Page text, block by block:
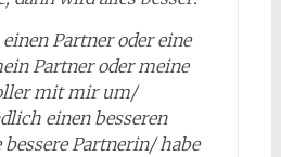
Partner oder eine
Partner oder meine
mit mir um/
einen besseren
bessere Partnerin/ habe